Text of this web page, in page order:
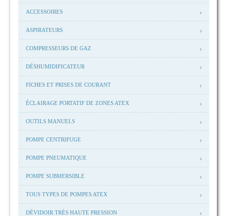
ACCESSOIRES
ASPIRATEURS
COMPRESSEURS DE GAZ
DÉSHUMIDIFICATEUR
FICHES ET PRISES DE COURANT
ÉCLAIRAGE PORTATIF DE ZONES ATEX
OUTILS MANUELS
POMPE CENTRIFUGE
POMPE PNEUMATIQUE
POMPE SUBMERSIBLE
TOUS TYPES DE POMPES ATEX
DÉVIDOIR TRÈS HAUTE PRESSION